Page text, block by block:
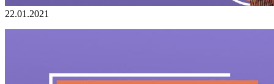
22.01.2021